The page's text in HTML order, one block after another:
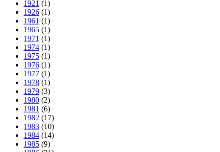
1921 (1)
1926 (1)
1961 (1)
1965 (1)
1971 (1)
1974 (1)
1975 (1)
1976 (1)
1977 (1)
1978 (1)
1979 (3)
1980 (2)
1981 (6)
1982 (17)
1983 (10)
1984 (14)
1985 (9)